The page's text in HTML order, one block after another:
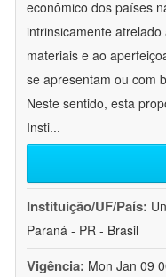
econômico dos países
intrinsicamente
materiais e ao
se apresentam ou com
Neste sentido, esta
Insti...
Instituição/UF/País:
Paraná - PR - Brasil
Vigência: Mon Jan 09